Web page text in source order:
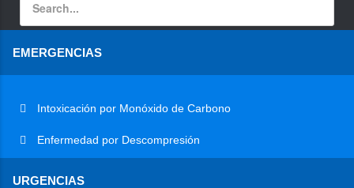
EMERGENCIAS
Intoxicación por Monóxido de Carbono
Enfermedad por Descompresión
URGENCIAS